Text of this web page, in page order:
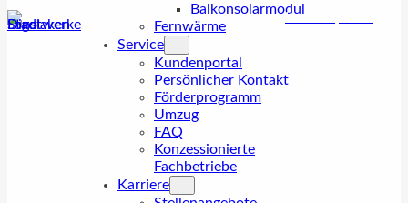
Balkonsolarmodul
Fernwärme
Service
Kundenportal
Persönlicher Kontakt
Förderprogramm
Umzug
FAQ
Konzessionierte
Fachbetriebe
Karriere
Kundenportal